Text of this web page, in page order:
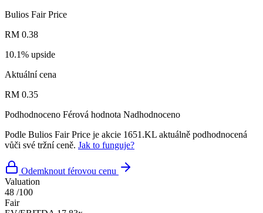
Bulios Fair Price
RM 0.38
10.1% upside
Aktuální cena
RM 0.35
Podhodnoceno Férová hodnota Nadhodnoceno
Podle Bulios Fair Price je akcie 1651.KL aktuálně podhodnocená
vůči své tržní ceně. Jak to funguje?
Odemknout férovou cenu
Valuation
48 /100
Fair